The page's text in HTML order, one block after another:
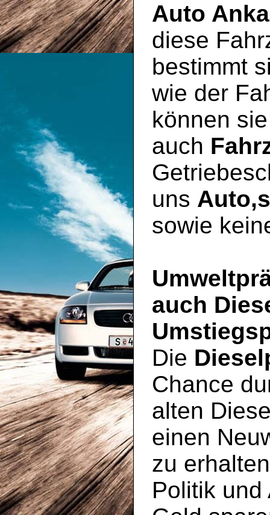
Auto
diese
bestimmt
wie der
können
auch
uns Auto,s
sowie
auch
Die
Chance
alten
einen
zu
Politik